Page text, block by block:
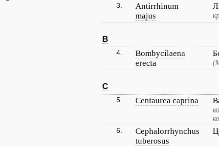
3.
Antirrhinum
majus
B
4.
Bombycilaena
erecta
C
5. Centaurea caprina
6.
Cephalorrhynchus
tuberosus